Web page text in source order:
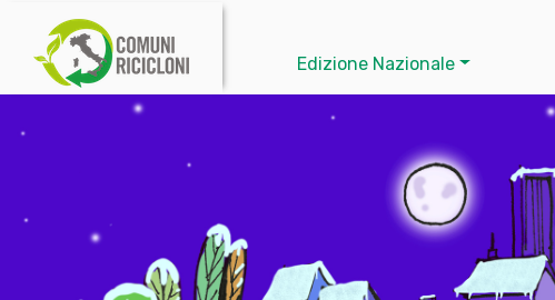
Edizione Nazionale